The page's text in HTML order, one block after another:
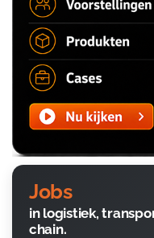
Jobs
in logistiek,
chain.